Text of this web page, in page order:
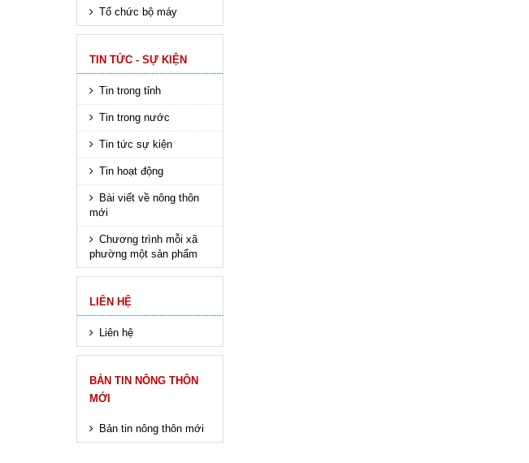
Tổ chức bộ máy
TIN TỨC - SỰ KIỆN
Tin trong tỉnh
Tin trong nước
Tin tức sự kiện
Tin hoạt động
Bài viết về nông thôn
mới
Chương trình mỗi xã
phường một sản phẩm
LIÊN HỆ
Liên hệ
BẢN TIN NÔNG THÔN
MỚI
Bản tin nông thôn mới